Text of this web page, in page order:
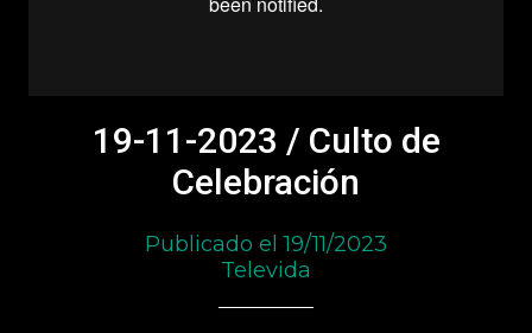
19-11-2023 / Culto de
Celebración
Publicado el 19/11/2023
Televida